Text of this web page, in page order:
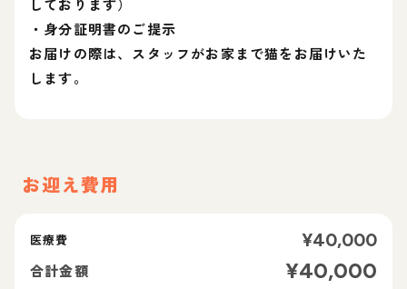
しております）
・身分証明書のご提示
お届けの際は、スタッフがお家まで猫をお届けいた
します。
お迎え費用
医療費 ¥40,000
合計金額 ¥40,000